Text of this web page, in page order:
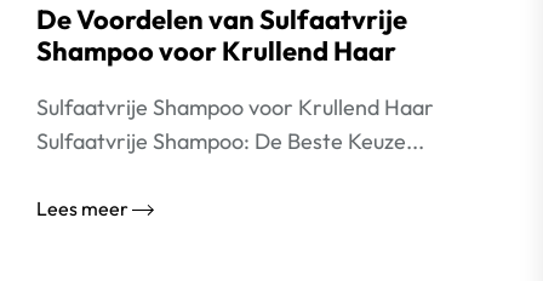
De Voordelen van Sulfaatvrije
Shampoo voor Krullend Haar
Sulfaatvrije Shampoo voor Krullend Haar
Sulfaatvrije Shampoo: De Beste Keuze...
Lees meer